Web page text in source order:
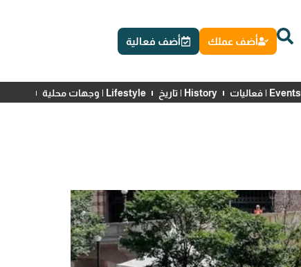
أضف عملك أضف فعالية
Events | فعاليات History | تاريخ Lifestyle | وجهات محلية